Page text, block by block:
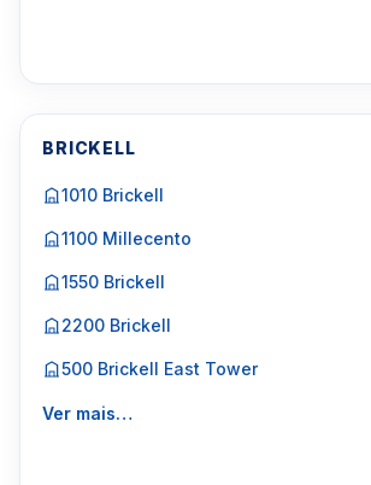
BRICKELL
1010 Brickell
1100 Millecento
1550 Brickell
2200 Brickell
500 Brickell East Tower
Ver mais…